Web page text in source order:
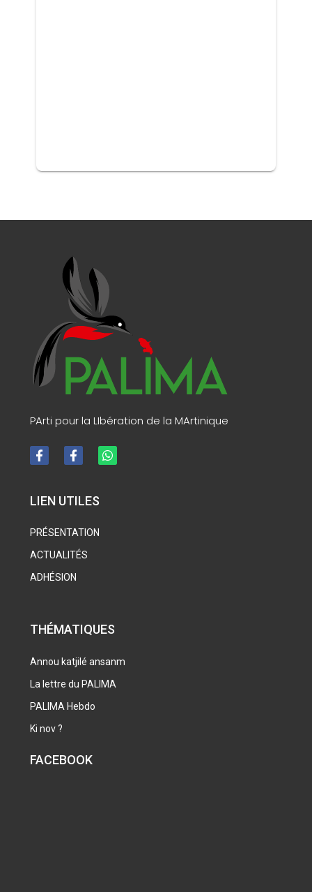
PArti pour la LIbération de la MArtinique
LIEN UTILES
PRÉSENTATION
ACTUALITÉS
ADHÉSION
THÉMATIQUES
Annou katjilé ansanm
La lettre du PALIMA
PALIMA Hebdo
Ki nov ?
FACEBOOK